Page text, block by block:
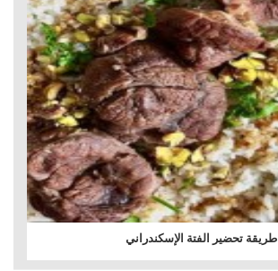
طريقة تحضير الفتة الإسكندراني